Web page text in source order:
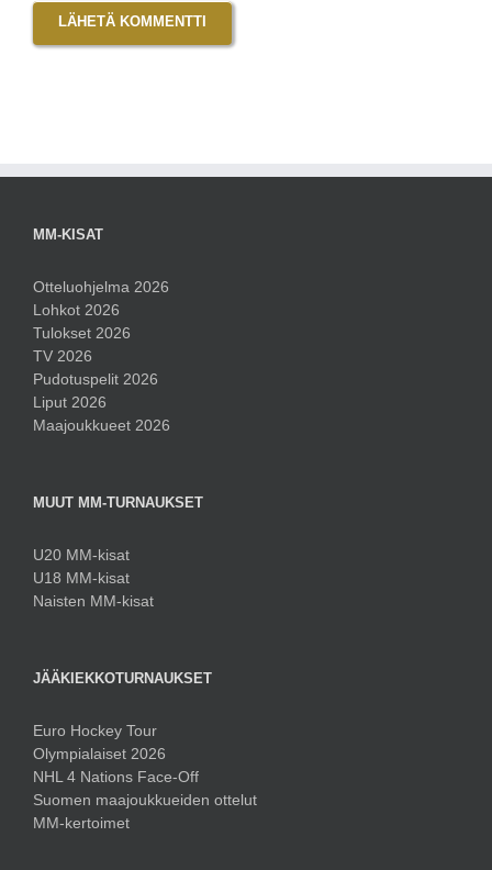
MM-KISAT
Otteluohjelma 2026
Lohkot 2026
Tulokset 2026
TV 2026
Pudotuspelit 2026
Liput 2026
Maajoukkueet 2026
MUUT MM-TURNAUKSET
U20 MM-kisat
U18 MM-kisat
Naisten MM-kisat
JÄÄKIEKKOTURNAUKSET
Euro Hockey Tour
Olympialaiset 2026
NHL 4 Nations Face-Off
Suomen maajoukkueiden ottelut
MM-kertoimet